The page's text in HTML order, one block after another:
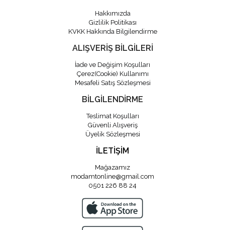
Hakkımızda
Gizlilik Politikası
KVKK Hakkında Bilgilendirme
ALIŞVERİŞ BİLGİLERİ
İade ve Değişim Koşulları
Çerez(Cookie) Kullanımı
Mesafeli Satış Sözleşmesi
BİLGİLENDİRME
Teslimat Koşulları
Güvenli Alışveriş
Üyelik Sözleşmesi
İLETİŞİM
Mağazamız
modamtonline@gmail.com
0501 226 88 24